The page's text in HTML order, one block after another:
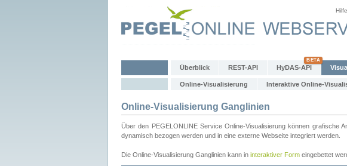
Hilfe
Überblick REST-API HyDAS-API
Online-Visualisierung Interaktive Online-
Online-Visualisierung Ganglinien
Über den PEGELONLINE Service Online-Visualisierung können grafische
dynamisch bezogen werden und in eine externe Webseite integriert werden.
Die Online-Visualisierung Ganglinien kann in interaktiver Form eingebettet